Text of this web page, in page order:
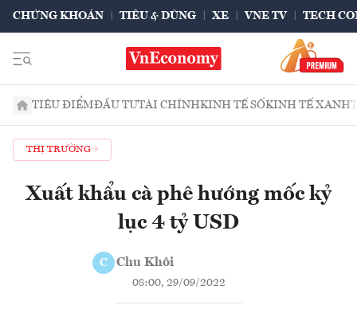
CHỨNG KHOÁN TIÊU & DÙNG XE VNE TV TECH
TIÊU ĐIỂMĐẦU TƯTÀI CHÍNHKINH TẾ SỐKINH TẾ XANH
THỊ TRƯỜNG
Xuất khẩu cà phê hướng mốc kỷ
lục 4 tỷ USD
C Chu Khôi
08:00, 29/09/2022